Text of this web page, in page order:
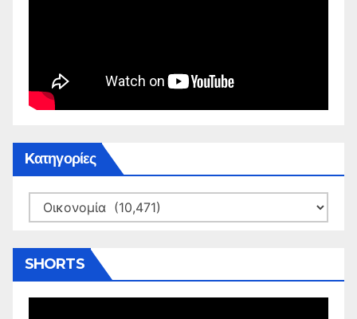
Kατηγορίες
Kατηγορίες
SHORTS